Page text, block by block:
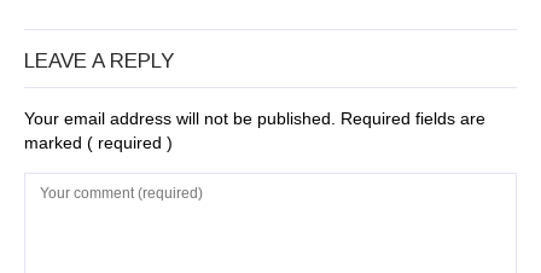
LEAVE A REPLY
Your email address will not be published. Required fields are
marked ( required )